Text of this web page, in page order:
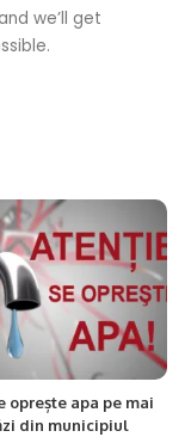
we’ll get
oprește apa pe mai
din municipiul